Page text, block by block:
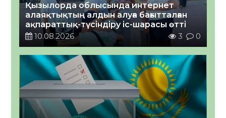
Қызылорда облысында интернет
алаяқтықтың алдын алуға бағытталған
ақпараттық-түсіндіру іс-шарасы өтті
10.08.2026
3 0